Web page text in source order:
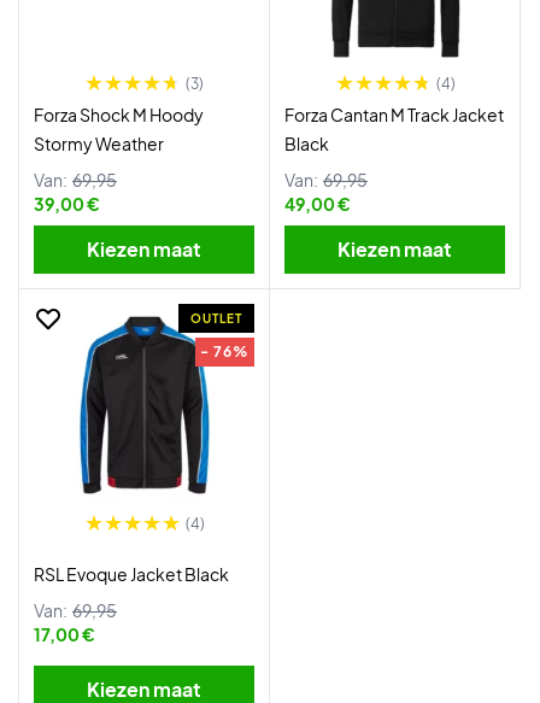
(3)
Forza Shock M Hoody
Stormy Weather
Van: 69,95
39,00 €
Kiezen maat
(4)
Forza Cantan M Track Jacket
Black
Van: 69,95
49,00 €
Kiezen maat
OUTLET
- 76%
(4)
RSL Evoque Jacket Black
Van: 69,95
17,00 €
Kiezen maat